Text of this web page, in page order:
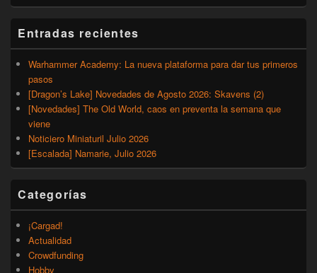
Entradas recientes
Warhammer Academy: La nueva plataforma para dar tus primeros
pasos
[Dragon’s Lake] Novedades de Agosto 2026: Skavens (2)
[Novedades] The Old World, caos en preventa la semana que
viene
Noticiero Miniaturil Julio 2026
[Escalada] Namarie, Julio 2026
Categorías
¡Cargad!
Actualidad
Crowdfunding
Hobby